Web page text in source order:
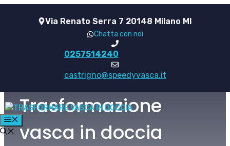
Via Renato Serra 7 20148 Milano MI
Chatta con noi
0257514240
castrigno@speedyvasca.it
Trasformazione
vasca in doccia